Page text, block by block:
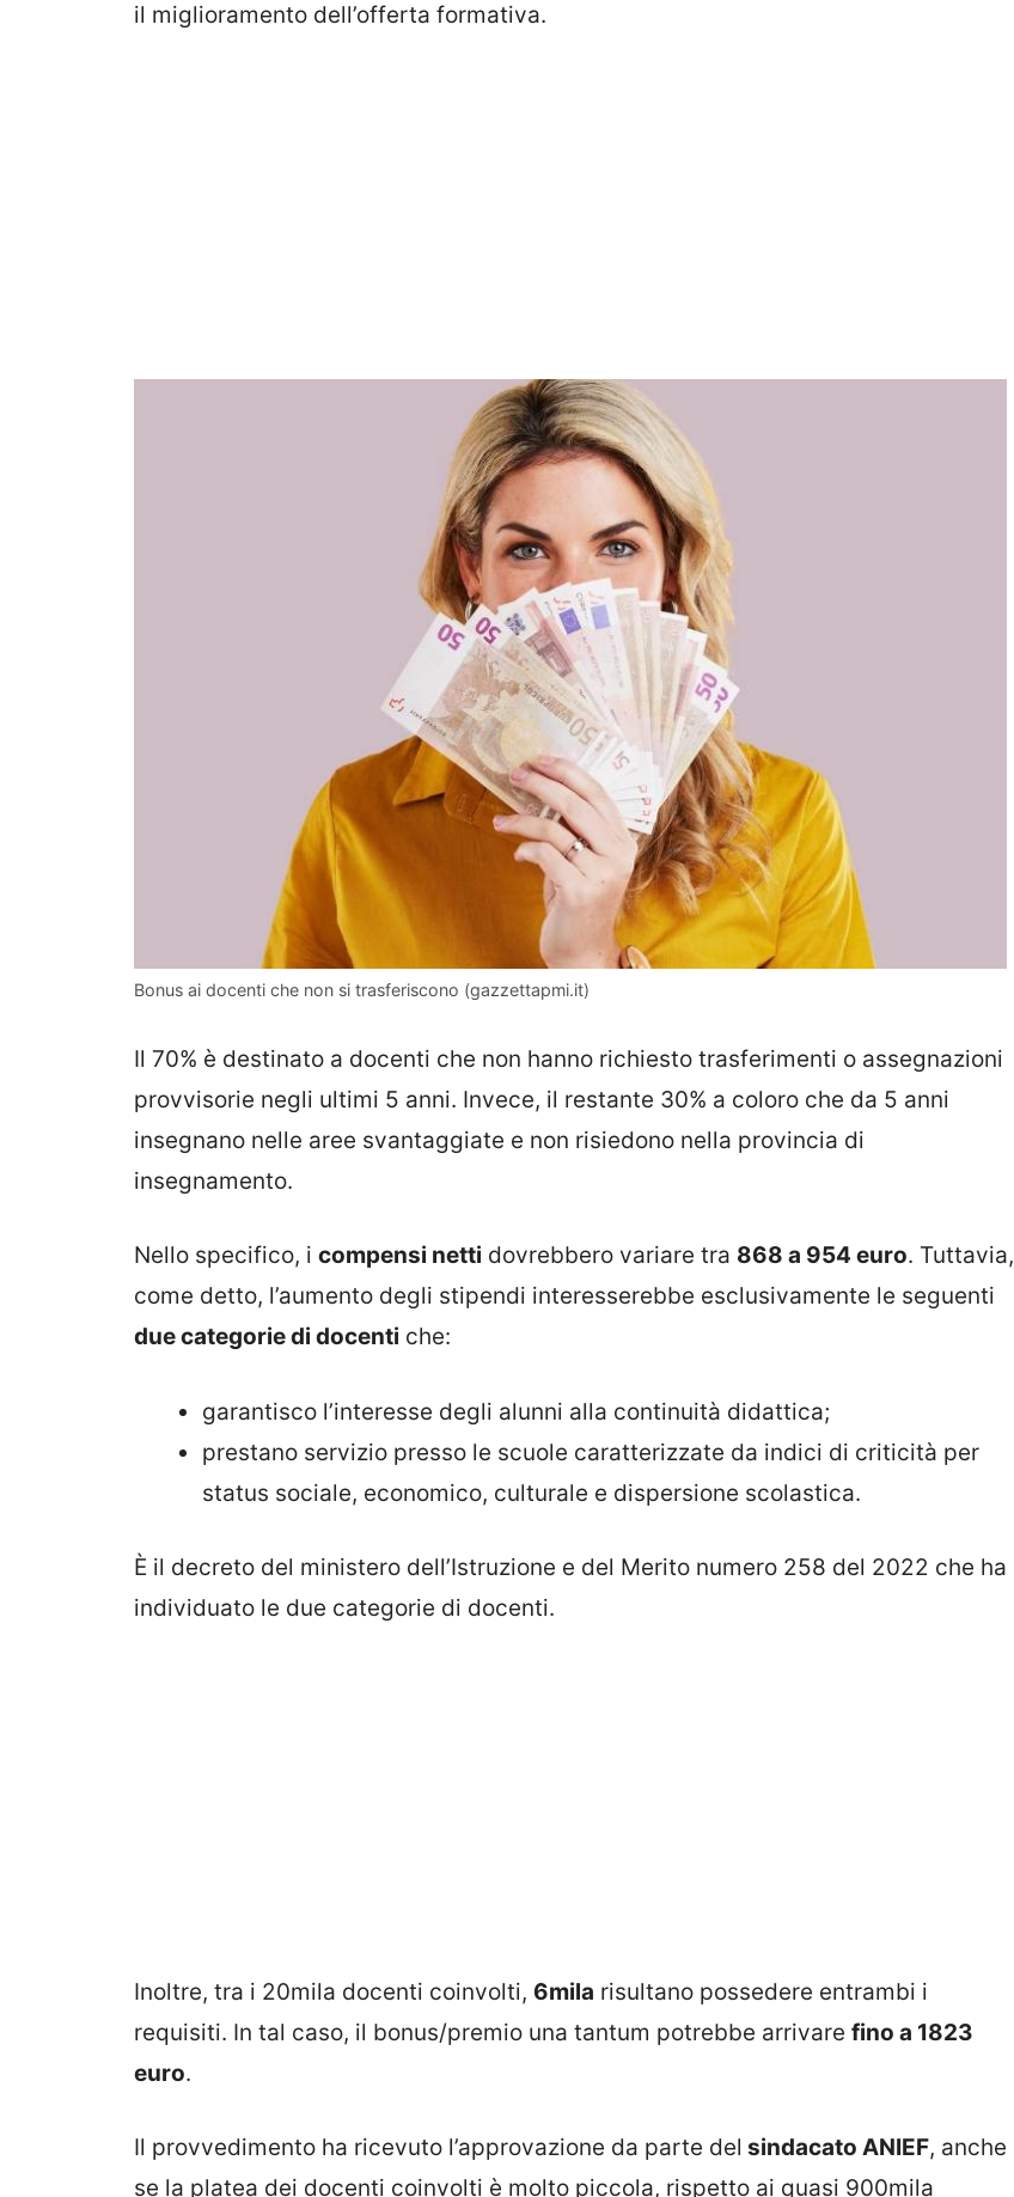
il miglioramento dell’offerta formativa.
Bonus ai docenti che non si trasferiscono (gazzettapmi.it)
Il 70% è destinato a docenti che non hanno richiesto trasferimenti o assegnazioni
provvisorie negli ultimi 5 anni. Invece, il restante 30% a coloro che da 5 anni
insegnano nelle aree svantaggiate e non risiedono nella provincia di
insegnamento.
Nello specifico, i compensi netti dovrebbero variare tra 868 a 954 euro. Tuttavia,
come detto, l’aumento degli stipendi interesserebbe esclusivamente le seguenti
due categorie di docenti che:
garantisco l’interesse degli alunni alla continuità didattica;
prestano servizio presso le scuole caratterizzate da indici di criticità per
status sociale, economico, culturale e dispersione scolastica.
È il decreto del ministero dell’Istruzione e del Merito numero 258 del 2022 che ha
individuato le due categorie di docenti.
Inoltre, tra i 20mila docenti coinvolti, 6mila risultano possedere entrambi i
requisiti. In tal caso, il bonus/premio una tantum potrebbe arrivare fino a 1823
euro.
Il provvedimento ha ricevuto l’approvazione da parte del sindacato ANIEF, anche
se la platea dei docenti coinvolti è molto piccola, rispetto ai quasi 900mila